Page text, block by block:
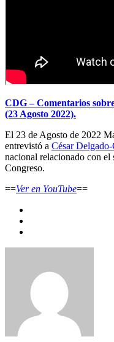
CDG – Comentarios
(23 Agosto 2022).
El 23 de Agosto de 2022
entrevistó a César
nacional relacionado con el
Congreso.
==Ver en YouTube==